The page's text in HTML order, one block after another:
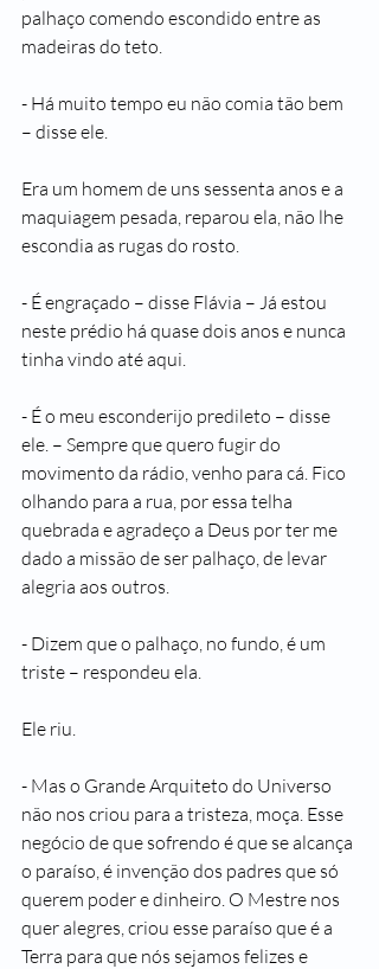
palhaço comendo escondido entre as
madeiras do teto.
- Há muito tempo eu não comia tão bem
– disse ele.
Era um homem de uns sessenta anos e a
maquiagem pesada, reparou ela, não lhe
escondia as rugas do rosto.
- É engraçado – disse Flávia – Já estou
neste prédio há quase dois anos e nunca
tinha vindo até aqui.
- É o meu esconderijo predileto – disse
ele. – Sempre que quero fugir do
movimento da rádio, venho para cá. Fico
olhando para a rua, por essa telha
quebrada e agradeço a Deus por ter me
dado a missão de ser palhaço, de levar
alegria aos outros.
- Dizem que o palhaço, no fundo, é um
triste – respondeu ela.
Ele riu.
- Mas o Grande Arquiteto do Universo
não nos criou para a tristeza, moça. Esse
negócio de que sofrendo é que se alcança
o paraíso, é invenção dos padres que só
querem poder e dinheiro. O Mestre nos
quer alegres, criou esse paraíso que é a
Terra para que nós sejamos felizes e